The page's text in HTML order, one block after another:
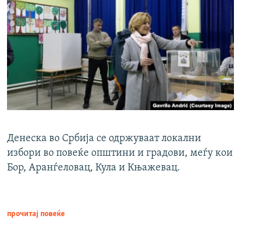
Денеска во Србија се одржуваат локални
избори во повеќе општини и градови, меѓу кои
Бор, Аранѓеловац, Кула и Књажевац.
прочитај повеќе